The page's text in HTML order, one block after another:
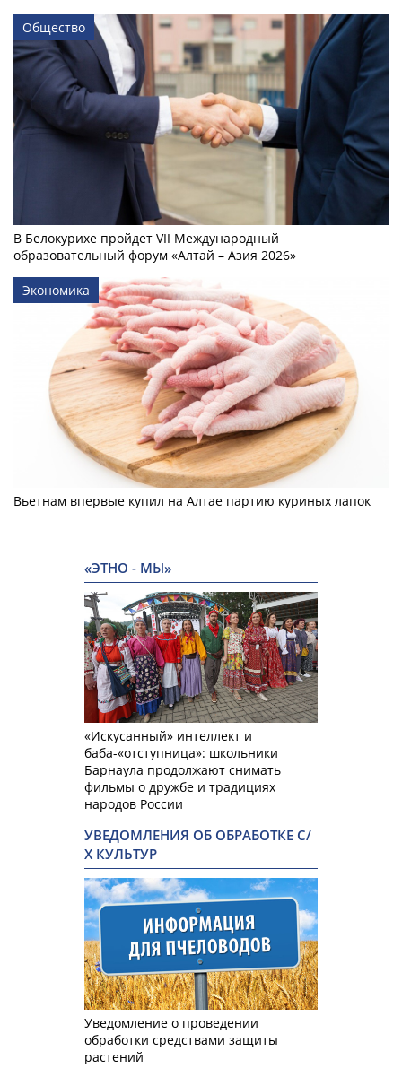
Общество
В Белокурихе пройдет VII Международный
образовательный форум «Алтай – Азия 2026»
Экономика
Вьетнам впервые купил на Алтае партию куриных лапок
«ЭТНО - МЫ»
«Искусанный» интеллект и
баба-«отступница»: школьники
Барнаула продолжают снимать
фильмы о дружбе и традициях
народов России
УВЕДОМЛЕНИЯ ОБ ОБРАБОТКЕ С/
Х КУЛЬТУР
Уведомление о проведении
обработки средствами защиты
растений